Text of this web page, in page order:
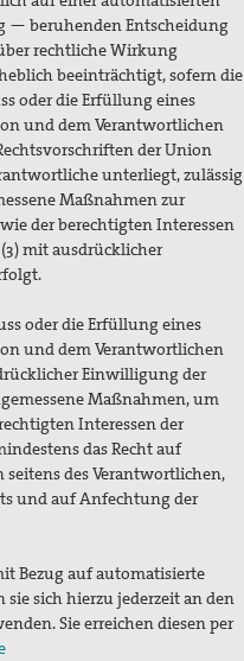
— beruhenden Entscheidung
rechtliche Wirkung
beeinträchtigt, sofern die
oder die Erfüllung eines
und dem Verantwortlichen
der Union
unterliegt, zulässig
Maßnahmen zur
der berechtigten Interessen
mit ausdrücklicher
oder die Erfüllung eines
und dem Verantwortlichen
Einwilligung der
Maßnahmen, um
Interessen der
das Recht auf
seitens des Verantwortlichen,
und auf Anfechtung der
Bezug auf automatisierte
sich hierzu jederzeit an den
Sie erreichen diesen per